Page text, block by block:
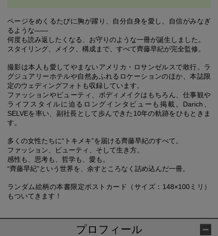
ページをめくるたびに胸が躍り、自分自身を愛し、自信がみなぎ
るような――
何度も読み返したくなる、お守りのような一冊が誕生しました。
スタイリング、メイク、構成まで、すべて齊藤早紀が完全監修。
撮影は本人も愛してやまないアメリカ・ロサンゼルスで敢行。ラ
グジュアリーホテルや自然あふれるロケーションのほか、本誌限
定のウェディングフォトも収録しています。
ファッションやビューティ、ボディメイクはもちろん、仕事観や
ライフスタイルに迫るロングインタビューも掲載。Darich、
SELVEを率い、副社長として歩んできた10年の軌跡をひもときま
す。
多くの女性たちに“トキメキ”を届ける齊藤早紀のすべて。
ファッション、ビューティ、そして生き方。
感性も、思考も、哲学も、愛も。
“齊藤早紀”という世界を、余すところなく詰め込んだ一冊。
ランダム絵柄の本書限定ポストカード（サイズ：148×100ミリ）
もついてきます！
プロフィール